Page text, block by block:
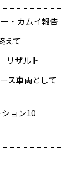
・カムイ報告
えて
リザルト
ス車両として
ョン10